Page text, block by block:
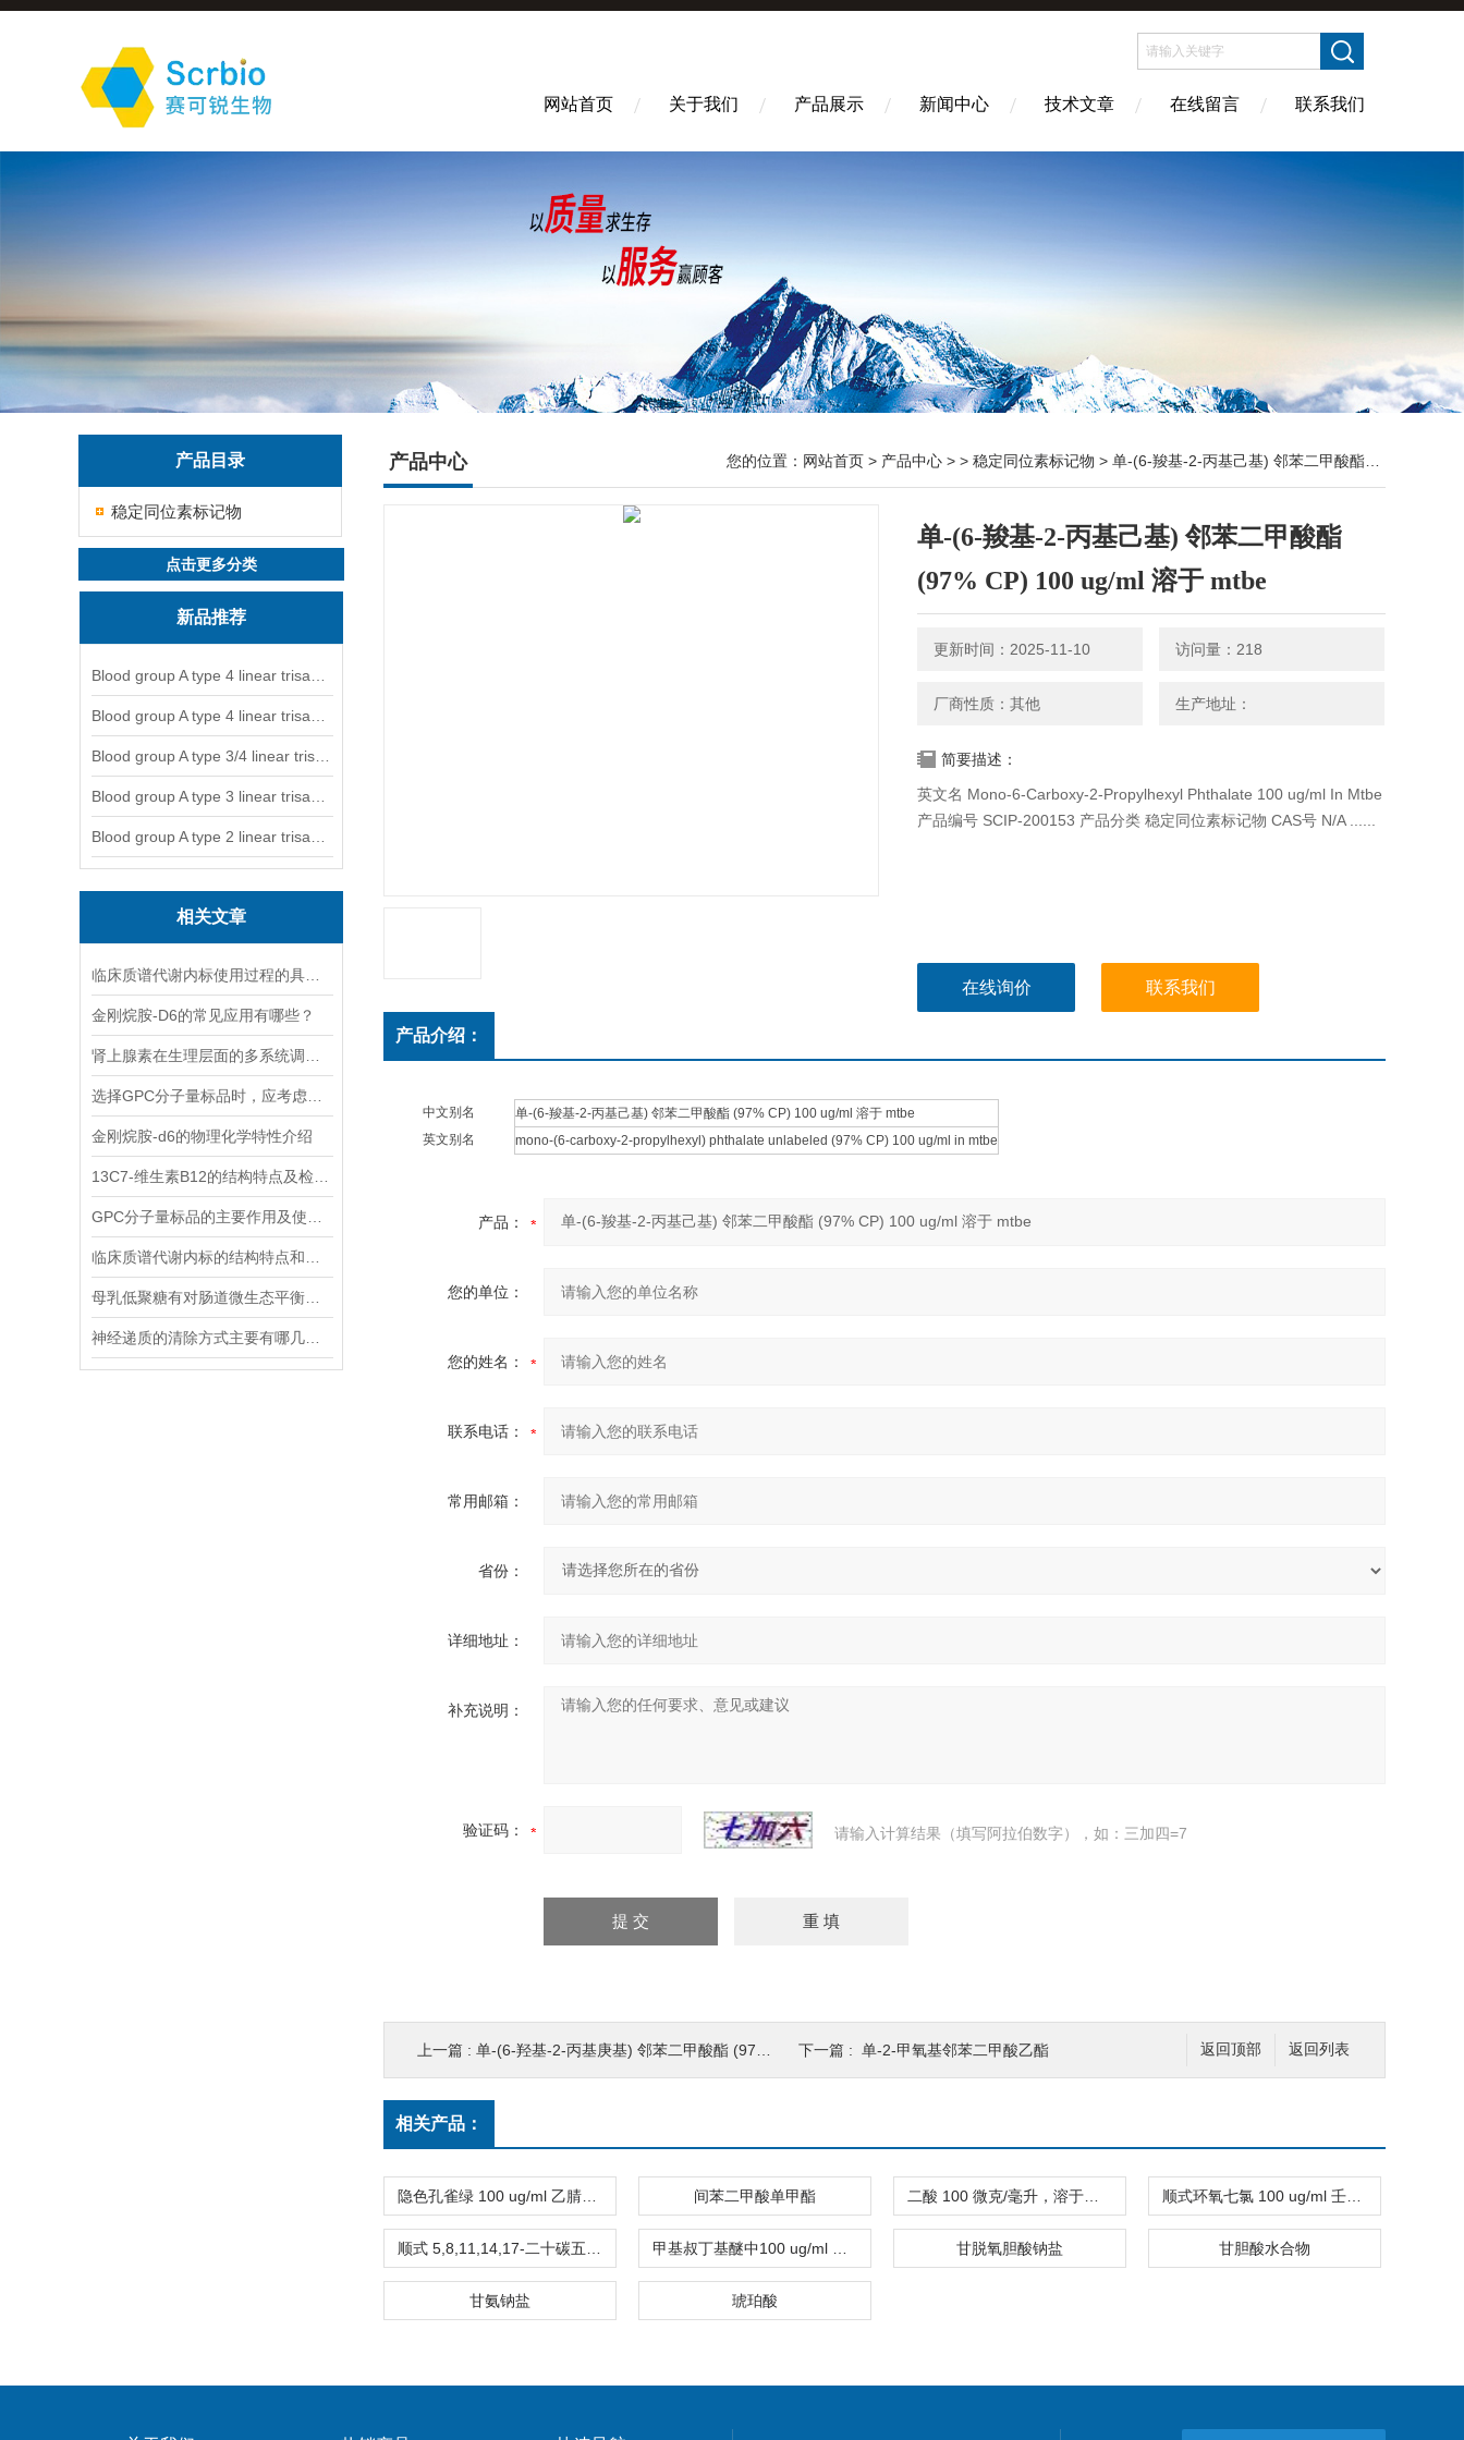
网站首页 关于我们 产品展示 新闻中心 技术文章 在线留言 联系我们
产品目录
稳定同位素标记物
点击更多分类
新品推荐
相关文章
金刚烷胺-D6的常见应用有哪些？
金刚烷胺-d6的物理化学特性介绍
产品中心 您的位置： 网站首页 > 产品中心 > > 稳定同位素标记物 > 单-(6-羧基-2-丙基己基) 邻苯二甲酸酯 (97% CP) 100 ug/ml 溶于 mtbe
单-(6-羧基-2-丙基己基) 邻苯二甲酸酯
(97% CP) 100 ug/ml 溶于 mtbe
更新时间：2025-11-10 访问量：218
厂商性质：其他 生产地址：
简要描述：
英文名 Mono-6-Carboxy-2-Propylhexyl Phthalate 100 ug/ml In Mtbe
产品编号 SCIP-200153 产品分类 稳定同位素标记物 CAS号 N/A ......
在线询价 联系我们
产品介绍：
中文别名
单-(6-羧基-2-丙基己基) 邻苯二甲酸酯 (97% CP) 100 ug/ml 溶于 mtbe
英文别名
mono-(6-carboxy-2-propylhexyl) phthalate unlabeled (97% CP) 100 ug/ml in mtbe
产品：
您的单位：
您的姓名：
联系电话：
常用邮箱：
省份：
详细地址：
补充说明：
验证码： 请输入计算结果（填写阿拉伯数字），如：三加四=7
返回列表
返回顶部
上一篇 : 单-(6-羟基-2-丙基庚基) 邻苯二甲酸酯 (97% CP) 100 ug/ml 溶于 mtbe 下一篇 : 单-2-甲氧基邻苯二甲酸乙酯
相关产品：
间苯二甲酸单甲酯
甘脱氧胆酸钠盐 甘胆酸水合物
甘氨钠盐 琥珀酸